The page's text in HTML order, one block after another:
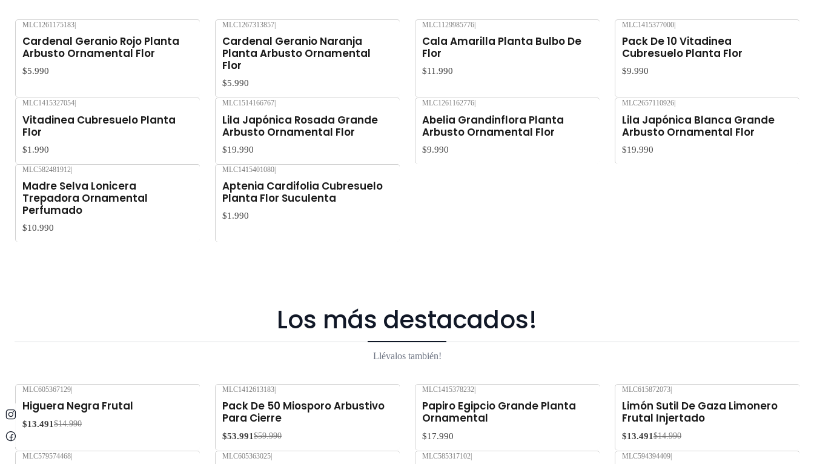
MLC1261175183
Cardenal Geranio Rojo Planta
Arbusto Ornamental Flor
$5.990
MLC1267313857
Cardenal Geranio Naranja
Planta Arbusto Ornamental
Flor
$5.990
MLC1129985776
Cala Amarilla Planta Bulbo De
Flor
$11.990
MLC1415377000
Pack De 10 Vitadinea
Cubresuelo Planta Flor
$9.990
MLC1415327054
Vitadinea Cubresuelo Planta
Flor
$1.990
MLC1514166767
Lila Japónica Rosada Grande
Arbusto Ornamental Flor
$19.990
MLC1261162776
Abelia Grandinflora Planta
Arbusto Ornamental Flor
$9.990
MLC2657110926
Lila Japónica Blanca Grande
Arbusto Ornamental Flor
$19.990
MLC582481912|
Madre Selva Lonicera
Trepadora Ornamental
Perfumado
$10.990
MLC1415401080|
Aptenia Cardifolia Cubresuelo
Planta Flor Suculenta
$1.990
Los más destacados!
Llévalos también!
MLC605367129
Higuera Negra Frutal
$13.491 $14.990
MLC1412613183
Pack De 50 Miosporo Arbustivo
Para Cierre
$53.991 $59.990
MLC1415378232
Papiro Egipcio Grande Planta
Ornamental
$17.990
MLC615872073
Limón Sutil De Gaza Limonero
Frutal Injertado
$13.491 $14.990
MLC579574468| MLC605363025| MLC585317102| MLC594394409|